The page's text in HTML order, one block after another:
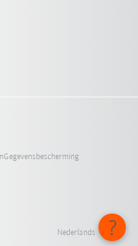
Gegevensbescherming
Nederlands - België